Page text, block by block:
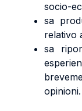
socio-
sa
relativo
sa
opinioni.